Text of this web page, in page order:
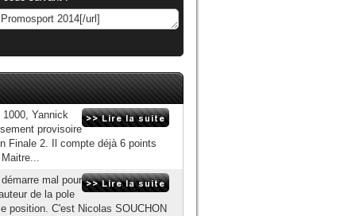
Yannick
provisoire
Finale 2. Il compte déjà 6 points
mal pour
de la pole
position. C'est Nicolas SOUCHON